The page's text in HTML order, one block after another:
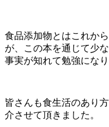
食品添加物とはこれか
が、この本を通じて少
事実が知れて勉強になり
皆さんも食生活のあり
介させて頂きました。